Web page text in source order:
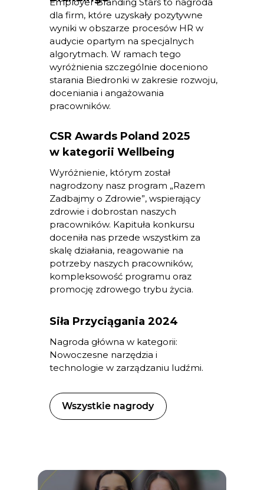
Wszystkie nagrody
dla firm, które uzyskały pozytywne
wyniki w obszarze procesów HR w
audycie opartym na specjalnych
algorytmach. W ramach tego
wyróżnienia szczególnie doceniono
starania Biedronki w zakresie rozwoju,
doceniania i angażowania
pracowników.
CSR Awards Poland 2025
w kategorii Wellbeing
Wyróżnienie, którym został
nagrodzony nasz program „Razem
Zadbajmy o Zdrowie”, wspierający
zdrowie i dobrostan naszych
pracowników. Kapituła konkursu
doceniła nas przede wszystkim za
skalę działania, reagowanie na
potrzeby naszych pracowników,
kompleksowość programu oraz
promocję zdrowego trybu życia.
Siła Przyciągania 2024
Nagroda główna w kategorii:
Nowoczesne narzędzia i
technologie w zarządzaniu ludźmi.